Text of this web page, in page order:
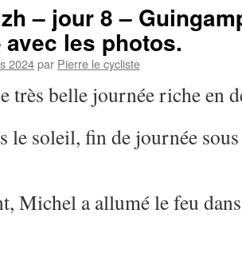
– jour 8 –
avec les photos.
2024par Pierre le cycliste
très belle journée riche en
le soleil, fin de journée
Michel a allumé le feu